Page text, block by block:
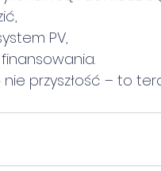
PV,
przyszłość – to